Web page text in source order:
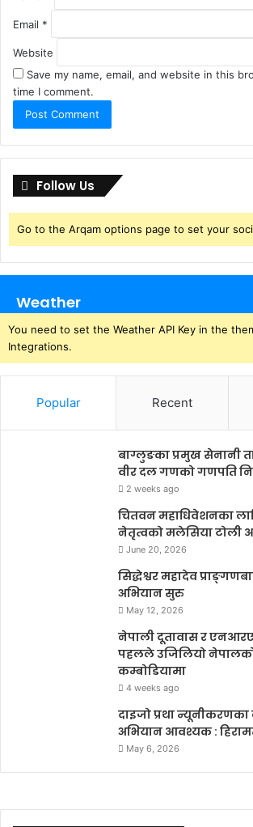
Email *
Website
Save my name, email, and website in this
time I comment.
Follow Us
Go to the Arqam options page to set your
Weather
You need to set the Weather API Key in the
Integrations.
Popular Recent
बाग्लुङका प्रमुख सेनानी
वीर दल गणको गणपति
2 weeks ago
चितवन महाधिवेशनका
नेतृत्वको मलेसिया
June 20, 2026
सिद्धेश्वर महादेव
अभियान सुरु
May 12, 2026
नेपाली दूतावास र
पहलले उजिलियो
कम्बोडियामा
4 weeks ago
दाइजो प्रथा
अभियान आवश्यक :
May 6, 2026